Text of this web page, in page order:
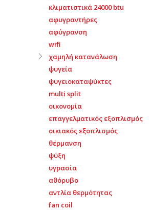
κλιματιστικά 24000 btu
αφυγραντήρες
αφύγρανση
wifi
χαμηλή κατανάλωση
ψυγεία
ψυγειοκαταψύκτες
multi split
οικονομία
επαγγελματικός εξοπλισμός
οικιακός εξοπλισμός
θέρμανση
ψύξη
υγρασία
αθόρυβο
αντλία θερμότητας
fan coil